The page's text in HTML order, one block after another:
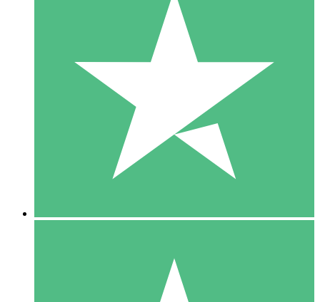
Packs de Crédits Individuels
Payez à l'utilisation avec des crédits de téléchargement. Sans
1 Téléchargement
10 00
10 Téléchargements
20 00